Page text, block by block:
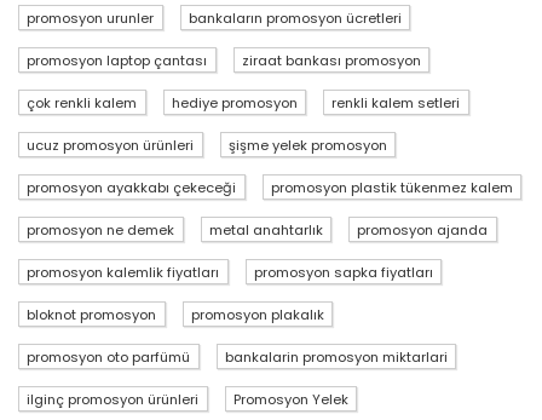
promosyon urunler bankaların promosyon ücretleri
promosyon laptop çantası ziraat bankası promosyon
çok renkli kalem hediye promosyon renkli kalem setleri
ucuz promosyon ürünleri şişme yelek promosyon
promosyon ayakkabı çekeceği promosyon plastik tükenmez kalem
promosyon ne demek metal anahtarlık promosyon ajanda
promosyon kalemlik fiyatları promosyon sapka fiyatları
bloknot promosyon promosyon plakalık
promosyon oto parfümü bankalarin promosyon miktarlari
ilginç promosyon ürünleri Promosyon Yelek